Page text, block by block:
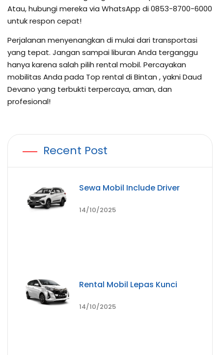
Atau, hubungi mereka via WhatsApp di 0853-8700-6000
untuk respon cepat!
Perjalanan menyenangkan di mulai dari transportasi
yang tepat. Jangan sampai liburan Anda terganggu
hanya karena salah pilih rental mobil. Percayakan
mobilitas Anda pada Top rental di Bintan , yakni Daud
Devano yang terbukti terpercaya, aman, dan
profesional!
Recent Post
Sewa Mobil Include Driver
14/10/2025
Rental Mobil Lepas Kunci
14/10/2025